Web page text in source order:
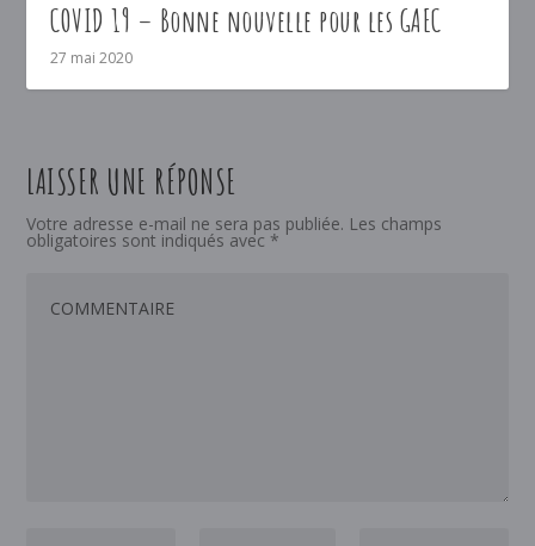
COVID 19 – Bonne nouvelle pour les GAEC
27 mai 2020
LAISSER UNE RÉPONSE
Votre adresse e-mail ne sera pas publiée. Les champs
obligatoires sont indiqués avec *